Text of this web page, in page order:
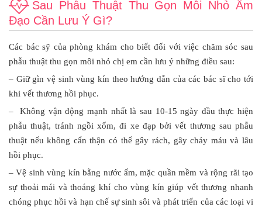
Sau Phẫu Thuật Thu Gọn Môi Nhỏ Âm
Đạo Cần Lưu Ý Gì?
Các bác sỹ của phòng khám cho biết đối với việc chăm sóc sau
phẫu thuật thu gọn môi nhỏ chị em cần lưu ý những điều sau:
– Giữ gìn vệ sinh vùng kín theo hướng dẫn của các bác sĩ cho tới
khi vết thương hồi phục.
– Không vận động mạnh nhất là sau 10-15 ngày đầu thực hiện
phẫu thuật, tránh ngồi xổm, đi xe đạp bởi vết thương sau phẫu
thuật nếu không cẩn thận có thể gây rách, gây chảy máu và lâu
hồi phục.
– Vệ sinh vùng kín bằng nước ấm, mặc quần mềm và rộng rãi tạo
sự thoải mái và thoáng khí cho vùng kín giúp vết thương nhanh
chóng phục hồi và hạn chế sự sinh sôi và phát triển của các loại vi